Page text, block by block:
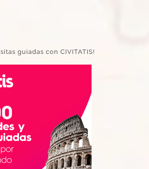
guiadas con CIVITATIS!